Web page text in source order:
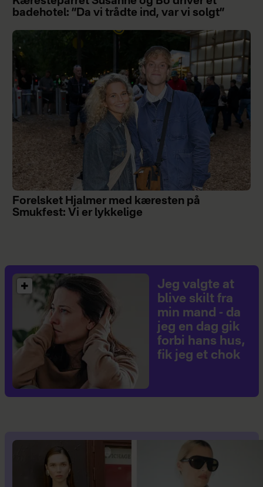
badehotel: ”Da vi trådte ind, var vi solgt”
Forelsket Hjalmer med kæresten på
Smukfest: Vi er lykkelige
Jeg valgte at
blive skilt fra
min mand - da
jeg en dag gik
forbi hans hus,
fik jeg et chok